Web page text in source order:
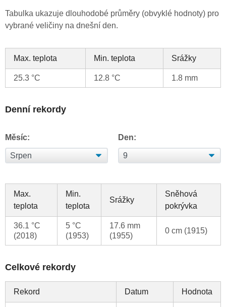
Tabulka ukazuje dlouhodobé průměry (obvyklé hodnoty) pro
vybrané veličiny na dnešní den.
Max. teplota Min. teplota Srážky
25.3 °C 12.8 °C 1.8 mm
Denní rekordy
Měsíc: Den:
Max.
teplota
Min.
teplota
Srážky
Sněhová
pokrývka
36.1 °C
(2018)
5 °C
(1953)
17.6 mm
(1955)
0 cm (1915)
Celkové rekordy
Rekord Datum Hodnota